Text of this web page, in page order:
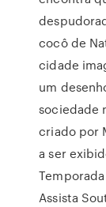
cocô de
cidade
um
sociedade
criado por
a ser
Assista